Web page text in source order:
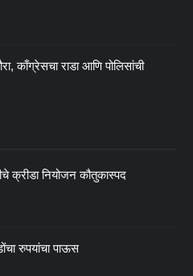
काँग्रेसचा राडा आणि पोलिसांची
क्रीडा नियोजन कौतुकास्पद
रुपयांचा पाऊस